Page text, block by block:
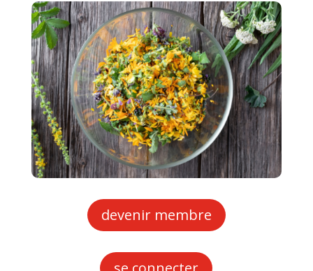
devenir membre